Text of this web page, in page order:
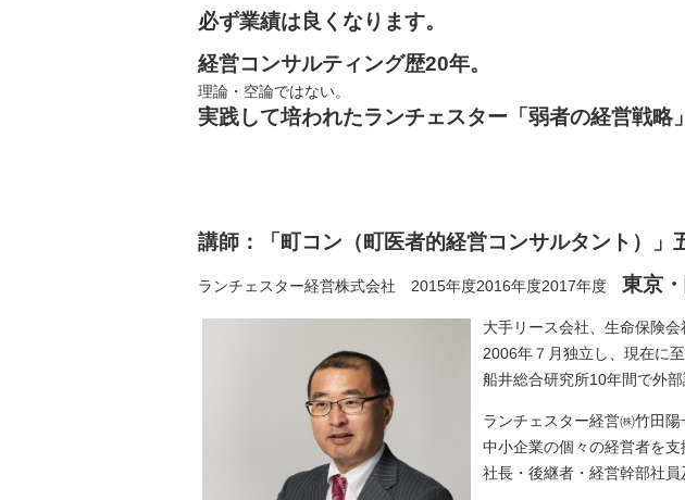
必ず業績は良くなります。
経営コンサルティング歴20年。
理論・空論ではない。
実践して培われたランチェスター「弱者の経営戦略
講師：「町コン（町医者的経営コンサルタント）」
ランチェスター経営株式会社 2015年度2016年度2017年度 東京
大手リース会社、生命保険
2006年７月独立し、現在に
船井総合研究所10年間で外部
ランチェスター経営㈱竹田
中小企業の個々の経営者を支
社長・後継者・経営幹部社員